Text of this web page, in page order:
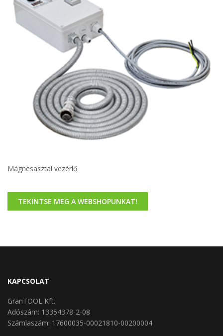
Mágnesasztal vezérlő
TEKINTSE MEG A WEBSHOPUNKAT!
KAPCSOLAT
GranTOOL Kft.
Adószám: 13354378-2-08
Számlaszám: 17600035-00021810-00200004